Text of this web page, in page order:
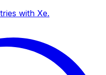
with Xe.